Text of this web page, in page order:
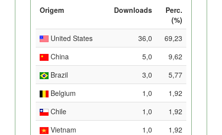
Origem Downloads
Perc.
(%)
United States
36,0
69,23
China
5,0
9,62
Brazil
3,0
5,77
Belgium
1,0
1,92
Chile
1,0
1,92
Vietnam
1,0
1,92